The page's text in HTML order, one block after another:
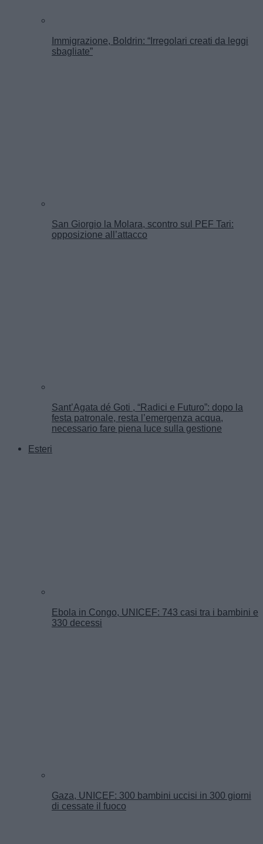
Immigrazione, Boldrin: “Irregolari creati da leggi
sbagliate”
San Giorgio la Molara, scontro sul PEF Tari:
opposizione all’attacco
Sant’Agata dé Goti , “Radici e Futuro”: dopo la
festa patronale, resta l’emergenza acqua,
necessario fare piena luce sulla gestione
Esteri
Ebola in Congo, UNICEF: 743 casi tra i bambini e
330 decessi
Gaza, UNICEF: 300 bambini uccisi in 300 giorni
di cessate il fuoco